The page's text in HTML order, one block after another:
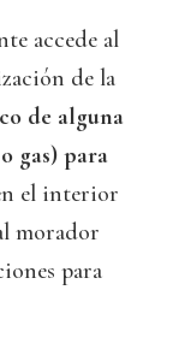
accede al
de la
de alguna
gas) para
el interior
morador
para